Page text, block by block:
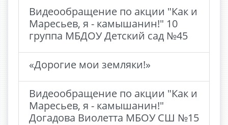
Видеообращение по акции "Как и
Маресьев, я - камышанин!" 10
группа МБДОУ Детский сад №45
«Дорогие мои земляки!»
Видеообращение по акции "Как и
Маресьев, я - камышанин!"
Догадова Виолетта МБОУ СШ №15